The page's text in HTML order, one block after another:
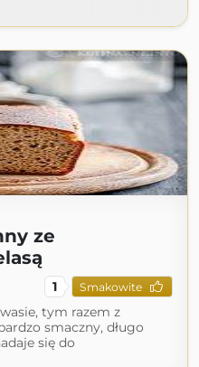
ze
1 Smakowite
tym razem z
smaczny, długo
się do